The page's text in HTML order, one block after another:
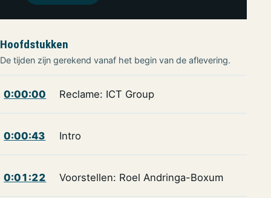
Hoofdstukken
De tijden zijn gerekend vanaf het begin van de aflevering.
0:00:00 Reclame: ICT Group
0:00:43 Intro
0:01:22 Voorstellen: Roel Andringa-Boxum